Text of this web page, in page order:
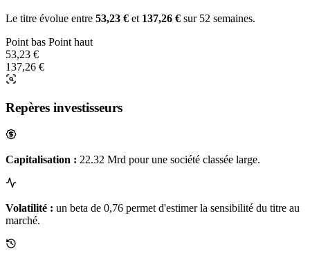
Le titre évolue entre 53,23 € et 137,26 € sur 52 semaines.
Point bas Point haut
53,23 €
137,26 €
Repères investisseurs
Capitalisation : 22.32 Mrd pour une société classée large.
Volatilité : un beta de 0,76 permet d'estimer la sensibilité du titre au
marché.